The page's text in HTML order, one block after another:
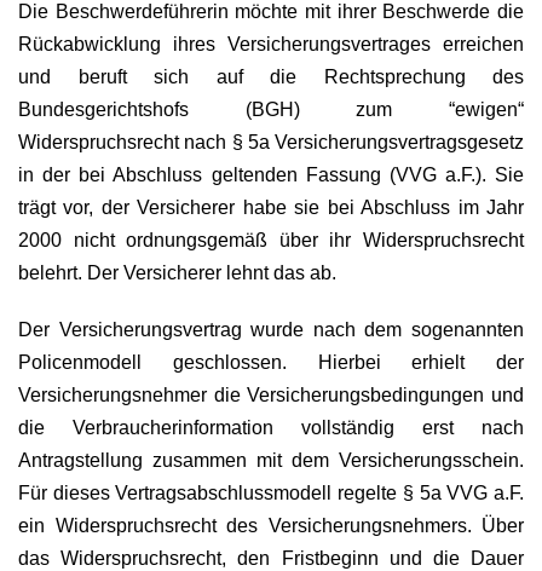
Die Beschwerdeführerin möchte mit ihrer Beschwerde die
Rückabwicklung ihres Versicherungsvertrages erreichen
und beruft sich auf die Rechtsprechung des
Bundesgerichtshofs (BGH) zum “ewigen“
Widerspruchsrecht nach § 5a Versicherungsvertragsgesetz
in der bei Abschluss geltenden Fassung (VVG a.F.). Sie
trägt vor, der Versicherer habe sie bei Abschluss im Jahr
2000 nicht ordnungsgemäß über ihr Widerspruchsrecht
belehrt. Der Versicherer lehnt das ab.
Der Versicherungsvertrag wurde nach dem sogenannten
Policenmodell geschlossen. Hierbei erhielt der
Versicherungsnehmer die Versicherungsbedingungen und
die Verbraucherinformation vollständig erst nach
Antragstellung zusammen mit dem Versicherungsschein.
Für dieses Vertragsabschlussmodell regelte § 5a VVG a.F.
ein Widerspruchsrecht des Versicherungsnehmers. Über
das Widerspruchsrecht, den Fristbeginn und die Dauer